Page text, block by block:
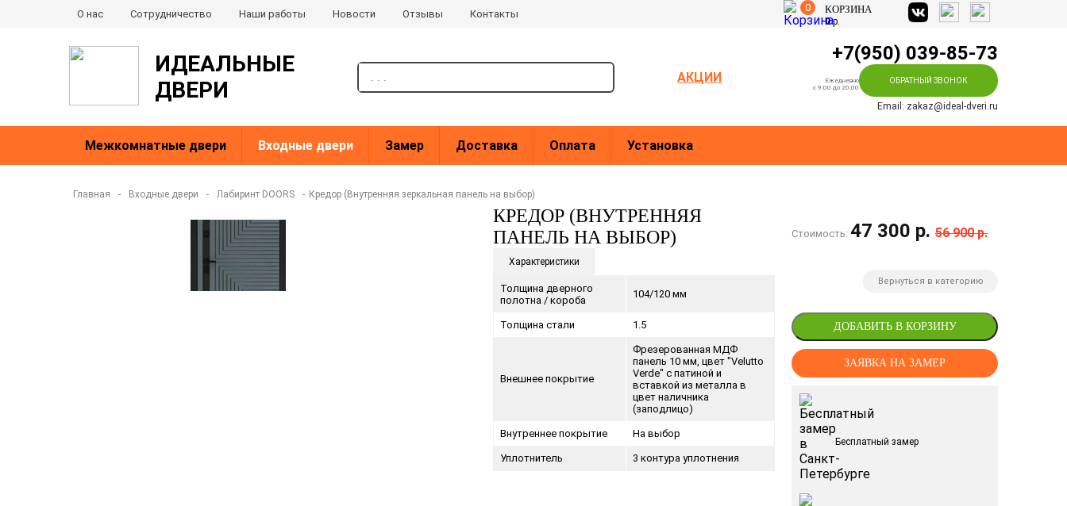
О нас Сотрудничество Наши работы Новости Отзывы Контакты
0 КОРЗИНА
0р.
ИДЕАЛЬНЫЕ
ДВЕРИ
поиск
АКЦИИ
+7(950) 039-85-73
Ежедневно
c 9:00 до 20:00
ОБРАТНЫЙ ЗВОНОК
Email: zakaz@ideal-dveri.ru
Межкомнатные двери Входные двери Замер Доставка Оплата Установка
Главная - Входные двери - Лабиринт DOORS - Кредор (Внутренняя зеркальная панель на выбор)
КРЕДОР (ВНУТРЕННЯЯ
ПАНЕЛЬ НА ВЫБОР)
Характеристики
Толщина дверного
полотна / короба
104/120 мм
Толщина стали 1.5
Внешнее покрытие
Фрезерованная МДФ
панель 10 мм, цвет "Velutto
Verde" с патиной и
вставкой из металла в
цвет наличника
(заподлицо)
Внутреннее покрытие На выбор
Уплотнитель 3 контура уплотнения
Стоимость: 47 300 р. 56 900 р.
Вернуться в категорию
ДОБАВИТЬ В КОРЗИНУ
ЗАЯВКА НА ЗАМЕР
Бесплатный замер